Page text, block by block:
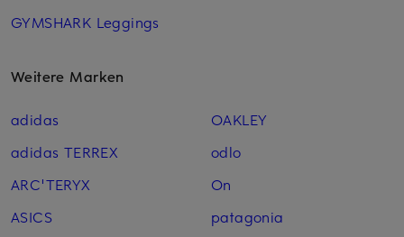
GYMSHARK Leggings
Weitere Marken
adidas
adidas TERREX
ARC'TERYX
ASICS
OAKLEY
odlo
On
patagonia